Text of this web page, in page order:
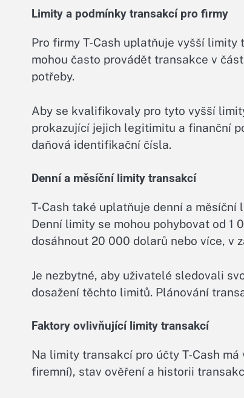
Limity a podmínky transakcí pro firmy
Pro firmy T-Cash uplatňuje vyšší limity
mohou často provádět transakce v
potřeby.
Aby se kvalifikovaly pro tyto vyšší
prokazující jejich legitimitu a finanční
daňová identifikační čísla.
Denní a měsíční limity transakcí
T-Cash také uplatňuje denní a
Denní limity se mohou pohybovat od 1
dosáhnout 20 000 dolarů nebo více, v
Je nezbytné, aby uživatelé sledovali
dosažení těchto limitů. Plánování
Faktory ovlivňující limity transakcí
Na limity transakcí pro účty T-Cash
firemní), stav ověření a historii